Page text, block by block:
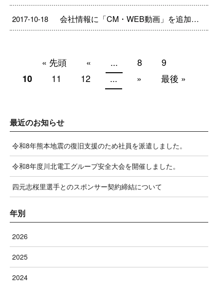
2017-10-18 会社情報に「CM・WEB動画」を追加しました。
« 先頭 « ... 8
9
10
11 12 ... » 最後 »
最近のお知らせ
令和8年熊本地震の復旧支援のため社員を派遣しました。
令和8年度川北電工グループ安全大会を開催しました。
四元志桜里選手とのスポンサー契約締結について
年別
2026
2025
2024